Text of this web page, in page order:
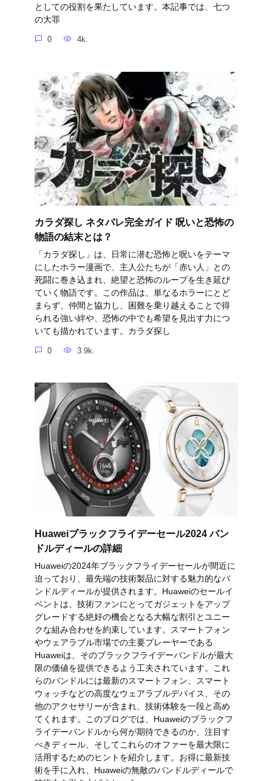
としての役割を果たしています。本記事では、七つ
の大罪
0 4k.
カラダ探し ネタバレ完全ガイド 呪いと恐怖の
物語の結末とは？
「カラダ探し」は、日常に潜む恐怖と呪いをテーマ
にしたホラー漫画で、主人公たちが「赤い人」との
死闘に巻き込まれ、絶望と恐怖のループを生き延び
ていく物語です。この作品は、単なるホラーにとど
まらず、仲間と協力し、困難を乗り越えることで得
られる強い絆や、恐怖の中でも希望を見出す力につ
いても描かれています。カラダ探し
0 3.9k.
Huaweiブラックフライデーセール2024 バン
ドルディールの詳細
Huaweiの2024年ブラックフライデーセールが間近に
迫っており、最先端の技術製品に対する魅力的なバ
ンドルディールが提供されます。Huaweiのセールイ
ベントは、技術ファンにとってガジェットをアップ
グレードする絶好の機会となる大幅な割引とユニー
クな組み合わせを約束しています。スマートフォン
やウェアラブル市場での主要プレーヤーである
Huaweiは、そのブラックフライデーバンドルが最大
限の価値を提供できるよう工夫されています。これ
らのバンドルには最新のスマートフォン、スマート
ウォッチなどの高度なウェアラブルデバイス、その
他のアクセサリーが含まれ、技術体験を一段と高め
てくれます。このブログでは、Huaweiのブラックフ
ライデーバンドルから何が期待できるのか、注目す
べきディール、そしてこれらのオファーを最大限に
活用するためのヒントを紹介します。お得に最新技
術を手に入れ、Huaweiの無敵のバンドルディールで